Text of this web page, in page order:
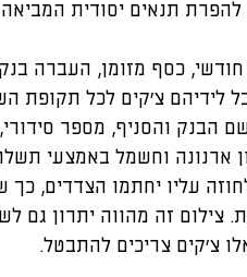
תנאים יסודית המביאה
כסף מזומן, העברה
לידיהם צ'קים לכל תקופת
הבנק והסניף, מספר
ארנונה וחשמל באמצעי
עליו יחתמו הצדדים,
צילום זה מהווה יתרון
צ'קים צריכים להתבטל.